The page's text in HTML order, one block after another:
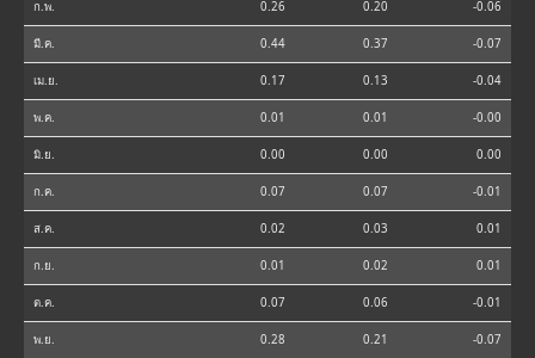
ก.พ. 0.26 0.20 -0.06
มี.ค. 0.44 0.37 -0.07
เม.ย. 0.17 0.13 -0.04
พ.ค. 0.01 0.01 -0.00
มิ.ย. 0.00 0.00 0.00
ก.ค. 0.07 0.07 -0.01
ส.ค. 0.02 0.03 0.01
ก.ย. 0.01 0.02 0.01
ต.ค. 0.07 0.06 -0.01
พ.ย. 0.28 0.21 -0.07